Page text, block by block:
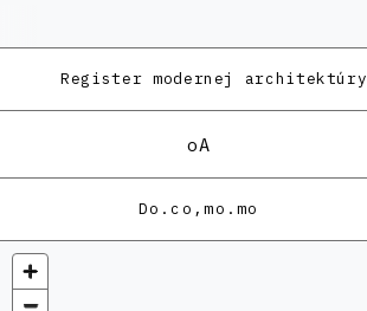
Register modernej architektúry
oA
Do.co,mo.mo